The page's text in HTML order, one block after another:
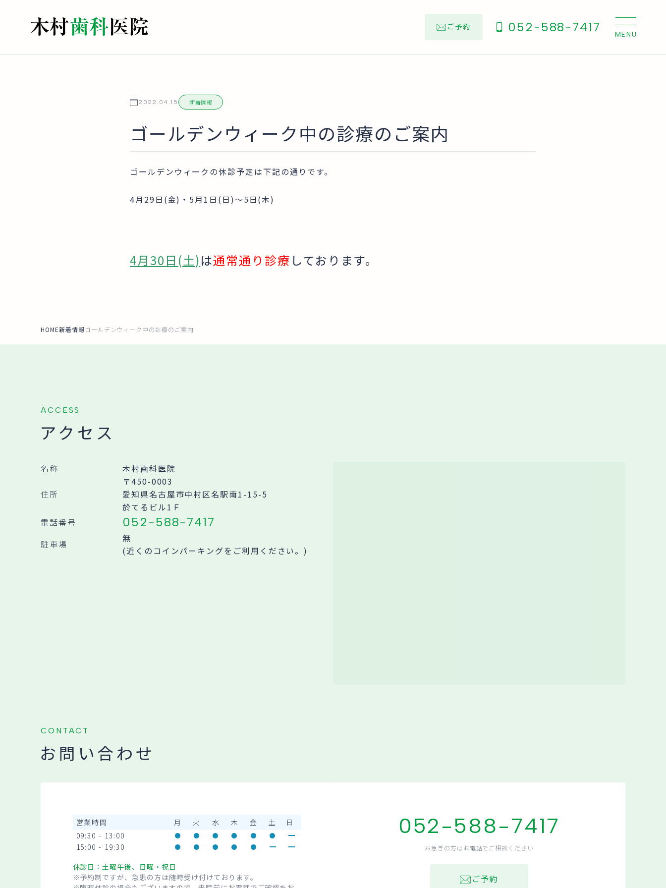
ご予約 052-588-7417
2022.04.15 新着情報
ゴールデンウィーク中の診療のご案内
ゴールデンウィークの休診予定は下記の通りです。
4月29日(金)・5月1日(日)～5日(木)
4月30日(土)は通常通り診療 しております。
HOME新着情報ゴールデンウィーク中の診療のご案内
ACCESS
アクセス
名称 木村歯科医院
住所
〒450-0003
愛知県名古屋市中村区名駅南1-15-5
於てるビル1Ｆ
電話番号
052-588-7417
駐車場
無
(近くのコインパーキングをご利用ください。)
CONTACT
お問い合わせ
営業時間 月 火 水 木 金 土
日
09:30 - 13:00
15:00 - 19:30
休診日：土曜午後、日曜・祝日
※予約制ですが、急患の方は随時受け付けております。
052-588-7417
お急ぎの方はお電話でご相談ください
ご予約